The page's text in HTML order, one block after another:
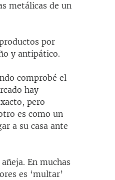
metálicas de un
por
y antipático.
comprobé el
hay
pero
es como un
a su casa ante
En muchas
es ‘multar’